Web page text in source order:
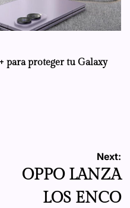
para proteger tu Galaxy
Next:
OPPO LANZA
LOS ENCO